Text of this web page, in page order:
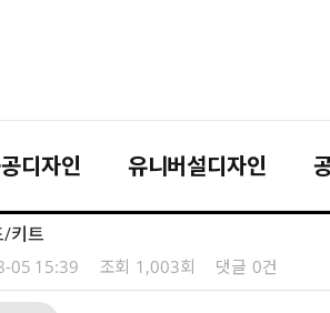
디자인 유니버설디자인
/키트
05 15:39 조회 1,003회 댓글 0건